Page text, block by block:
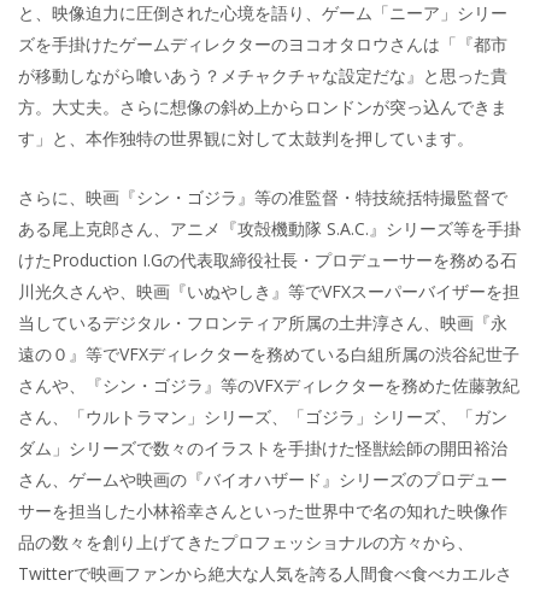
と、映像迫力に圧倒された心境を語り、ゲーム「ニーア」シリー
ズを手掛けたゲームディレクターのヨコオタロウさんは「『都市
が移動しながら喰いあう？メチャクチャな設定だな』と思った貴
方。大丈夫。さらに想像の斜め上からロンドンが突っ込んできま
す」と、本作独特の世界観に対して太鼓判を押しています。
さらに、映画『シン・ゴジラ』等の准監督・特技統括特撮監督で
ある尾上克郎さん、アニメ『攻殻機動隊 S.A.C.』シリーズ等を手掛
けたProduction I.Gの代表取締役社長・プロデューサーを務める石
川光久さんや、映画『いぬやしき』等でVFXスーパーバイザーを担
当しているデジタル・フロンティア所属の土井淳さん、映画『永
遠の０』等でVFXディレクターを務めている白組所属の渋谷紀世子
さんや、『シン・ゴジラ』等のVFXディレクターを務めた佐藤敦紀
さん、「ウルトラマン」シリーズ、「ゴジラ」シリーズ、「ガン
ダム」シリーズで数々のイラストを手掛けた怪獣絵師の開田裕治
さん、ゲームや映画の『バイオハザード』シリーズのプロデュー
サーを担当した小林裕幸さんといった世界中で名の知れた映像作
品の数々を創り上げてきたプロフェッショナルの方々から、
Twitterで映画ファンから絶大な人気を誇る人間食べ食べカエルさ